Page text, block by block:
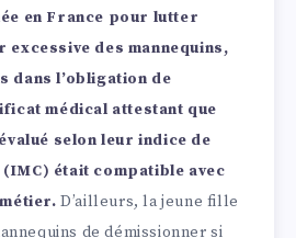
en France pour lutter
des mannequins,
dans l’obligation de
médical attestant que
selon leur indice de
était compatible avec
D’ailleurs, la jeune fille
de démissionner si